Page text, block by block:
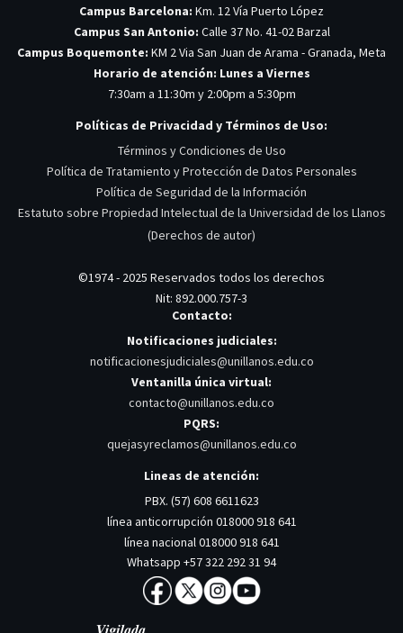
Campus Barcelona: Km. 12 Vía Puerto López
Campus San Antonio: Calle 37 No. 41-02 Barzal
Campus Boquemonte: KM 2 Via San Juan de Arama - Granada, Meta
Horario de atención: Lunes a Viernes
7:30am a 11:30m y 2:00pm a 5:30pm
Políticas de Privacidad y Términos de Uso:
Términos y Condiciones de Uso
Política de Tratamiento y Protección de Datos Personales
Política de Seguridad de la Información
Estatuto sobre Propiedad Intelectual de la Universidad de los Llanos
(Derechos de autor)
©1974 - 2025 Reservados todos los derechos
Nit: 892.000.757-3
Contacto:
Notificaciones judiciales:
notificacionesjudiciales@unillanos.edu.co
Ventanilla única virtual:
contacto@unillanos.edu.co
PQRS:
quejasyreclamos@unillanos.edu.co
Lineas de atención:
PBX. (57) 608 6611623
línea anticorrupción 018000 918 641
línea nacional 018000 918 641
Whatsapp +57 322 292 31 94